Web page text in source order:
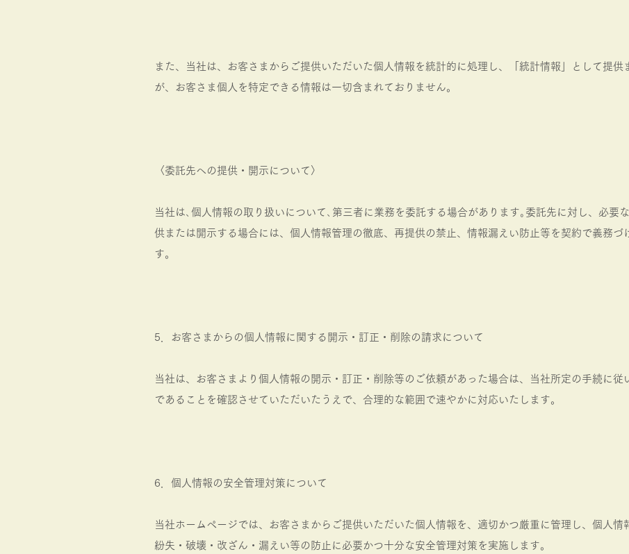
また、当社は、お客さまからご提供いただいた個人情報を統計的に処理し、「統計情報」として提供
が、お客さま個人を特定できる情報は一切含まれておりません。
〈委託先への提供・開示について〉
当社は､個人情報の取り扱いについて､第三者に業務を委託する場合があります｡委託先に対し、必要
供または開示する場合には、個人情報管理の徹底、再提供の禁止、情報漏えい防止等を契約で義務づ
す。
5．お客さまからの個人情報に関する開示・訂正・削除の請求について
当社は、お客さまより個人情報の開示・訂正・削除等のご依頼があった場合は、当社所定の手続に従
であることを確認させていただいたうえで、合理的な範囲で速やかに対応いたします。
6．個人情報の安全管理対策について
当社ホームページでは、お客さまからご提供いただいた個人情報を、適切かつ厳重に管理し、個人情
紛失・破壊・改ざん・漏えい等の防止に必要かつ十分な安全管理対策を実施します。